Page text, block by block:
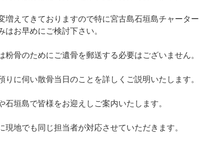
増えてきておりますので特に宮古島石垣島チャーター
はお早めにご検討下さい。
粉骨のためにご遺骨を郵送する必要はございません。
りに伺い散骨当日のことを詳しくご説明いたします。
石垣島で皆様をお迎えしご案内いたします。
現地でも同じ担当者が対応させていただきます。